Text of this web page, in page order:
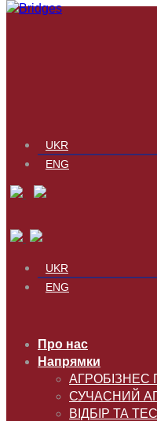
UKR
ENG
UKR
ENG
Про нас
Напрямки
АГРОБІЗНЕС
СУЧАСНИЙ
ВІДБІР ТА